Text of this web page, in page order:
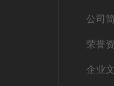
公司
荣誉
企业